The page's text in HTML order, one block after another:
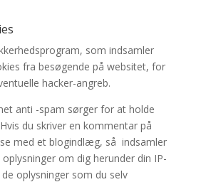
som indsamler
fra besøgende på websitet, for
hacker-angreb.
anti -spam sørger for at holde
du skriver en kommentar på
med et blogindlæg, så indsamler
om dig herunder din IP-
oplysninger som du selv